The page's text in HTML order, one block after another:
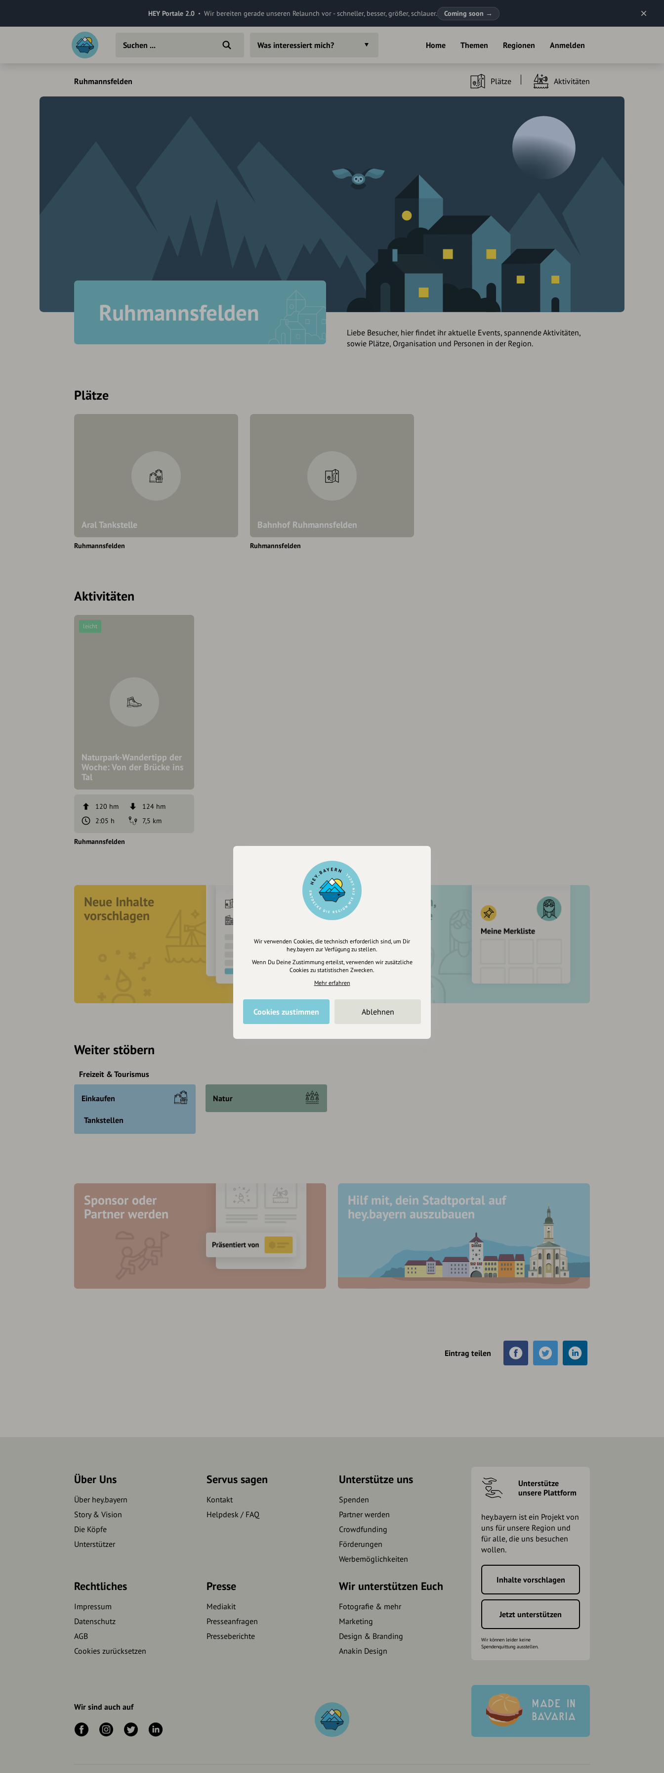
HEY Portale 2.0 Wir bereiten gerade unseren Relaunch vor - schneller, besser, größer, schlauer. Coming soon →
Home Themen Regionen Anmelden
Was interessiert mich?
Ruhmannsfelden Plätze Aktivitäten
Ruhmannsfelden
Liebe Besucher, hier findet ihr aktuelle Events, spannende Aktivitäten,
sowie Plätze, Organisation und Personen in der Region.
Plätze
Aral Tankstelle
Ruhmannsfelden
Bahnhof Ruhmannsfelden
Ruhmannsfelden
Aktivitäten
Naturpark-Wandertipp der
Woche: Von der Brücke ins
Tal
leicht
120 hm
124 hm
2:05 h
7,5 km
Ruhmannsfelden
Neue Inhalte
vorschlagen
Registriere dich,
um dir Einträge
Weiter stöbern
Freizeit & Tourismus
Einkaufen
Tankstellen
Natur
Sponsor oder
Partner werden
Hilf mit, dein Stadtportal auf
hey.bayern auszubauen
Eintrag teilen
Über Uns
Über hey.bayern
Story & Vision
Die Köpfe
Unterstützer
Servus sagen
Kontakt
Helpdesk / FAQ
Unterstütze uns
Spenden
Partner werden
Crowdfunding
Förderungen
Werbemöglichkeiten
Rechtliches
Impressum
Datenschutz
AGB
Cookies zurücksetzen
Presse
Mediakit
Presseanfragen
Presseberichte
Wir unterstützen Euch
Fotografie & mehr
Marketing
Design & Branding
Anakin Design
Unterstütze
unsere Plattform
hey.bayern ist ein Projekt von
uns für unsere Region und
für alle, die uns besuchen
wollen.
Inhalte vorschlagen
Jetzt unterstützen
Wir können leider keine
Spendenquittung ausstellen.
Wir sind auch auf
Wir verwenden Cookies, die technisch erforderlich sind, um Dir
hey.bayern zur Verfügung zu stellen.
Wenn Du Deine Zustimmung erteilst, verwenden wir zusätzliche
Cookies zu statistischen Zwecken.
Mehr erfahren
Cookies zustimmen Ablehnen